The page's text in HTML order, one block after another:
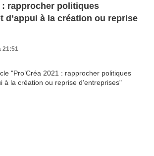
: rapprocher politiques
d’appui à la création ou reprise
21:51